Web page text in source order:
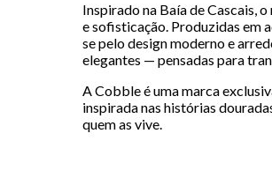
Inspirado na Baía de Cascais,
e sofisticação. Produzidas em
se pelo design moderno e
elegantes — pensadas para
A Cobble é uma marca
inspirada nas histórias
quem as vive.